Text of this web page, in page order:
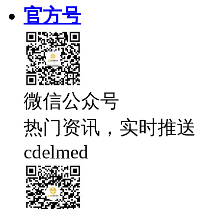
官方号
微信公众号
热门资讯，实时推送
cdelmed